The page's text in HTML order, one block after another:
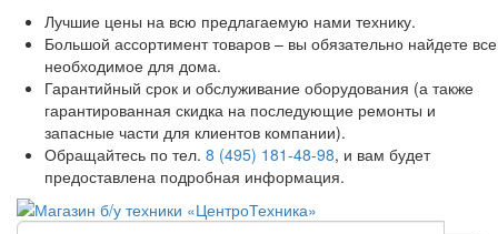
Лучшие цены на всю предлагаемую нами технику.
Большой ассортимент товаров – вы обязательно найдете все
необходимое для дома.
Гарантийный срок и обслуживание оборудования (а также
гарантированная скидка на последующие ремонты и
запасные части для клиентов компании).
Обращайтесь по тел. 8 (495) 181-48-98, и вам будет
предоставлена подробная информация.